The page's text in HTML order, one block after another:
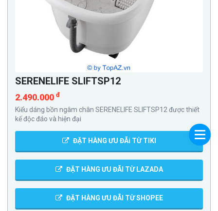
SERENELIFE SLIFTSP12
2.490.000 đ
Kiểu dáng bồn ngâm chân SERENELIFE SLIFTSP12 được thiết
kế độc đáo và hiện đại
ĐẶT HÀNG ƯU ĐÃi TỪ TIKI
ĐẶT HÀNG ƯU ĐÃI TỪ LAZADA
ĐẶT HÀNG ƯU ĐÃI TỪ SHOPEE